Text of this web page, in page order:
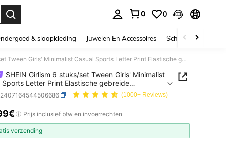
0 0
& slaapkleding Juwelen En Accessoires Schoonheid &
SHEIN Girlism 6 stuks/set Tween Girls' Minimalist Casual Sports Letter Print Elastische gebreide comfortabele huidvriendelijke intieme onderkleding
SHEIN Girlism 6 stuks/set Tween Girls' Minimalist
Sports Letter Print Elastische gebreide
huidvriendelijke intieme onderkleding
(1000+ Reviews)
AND AVAILABILITY
Prijs inclusief btw en invoerrechten
verzending